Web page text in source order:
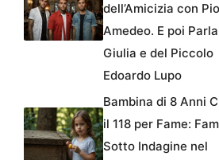
dell’Amicizia con
Amedeo. E poi
Giulia e del Piccolo
Edoardo Lupo
Bambina di 8 Anni
il 118 per Fame:
Sotto Indagine nel